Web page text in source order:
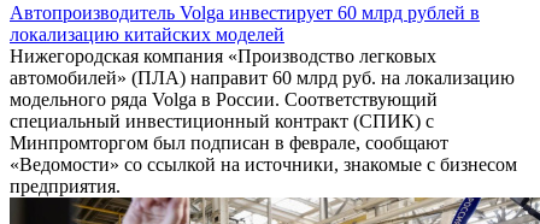
Автопроизводитель Volga инвестирует 60 млрд рублей в
локализацию китайских моделей
Нижегородская компания «Производство легковых
автомобилей» (ПЛА) направит 60 млрд руб. на локализацию
модельного ряда Volga в России. Соответствующий
специальный инвестиционный контракт (СПИК) с
Минпромторгом был подписан в феврале, сообщают
«Ведомости» со ссылкой на источники, знакомые с бизнесом
предприятия.